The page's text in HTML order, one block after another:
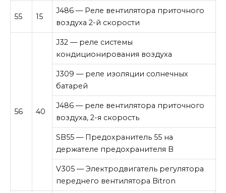
55 15
J486 — Реле вентилятора приточного
воздуха 2-й скорости
56 40
J32 — реле системы
кондиционирования воздуха
J309 — реле изоляции солнечных
батарей
J486 — реле вентилятора приточного
воздуха, 2-я скорость
SB55 — Предохранитель 55 на
держателе предохранителя B
V305 — Электродвигатель регулятора
переднего вентилятора Bitron